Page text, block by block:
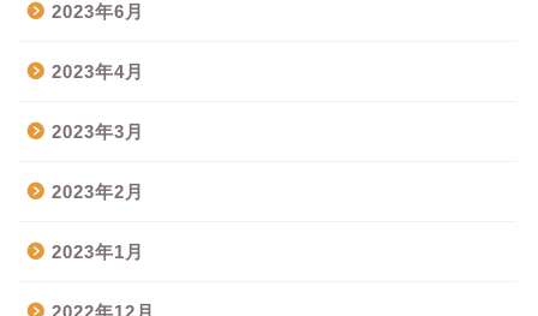
2023年6月
2023年4月
2023年3月
2023年2月
2023年1月